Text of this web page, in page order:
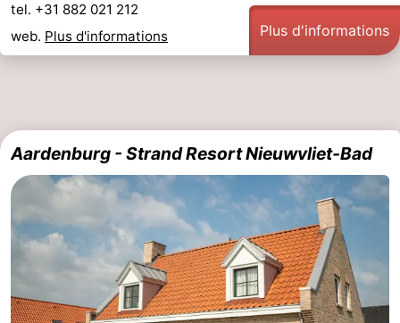
tel. +31 882 021 212
web. Plus d'informations Plus d'informations
Aardenburg - Strand Resort Nieuwvliet-Bad